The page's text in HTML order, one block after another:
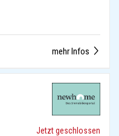
mehr Infos
Jetzt geschlossen